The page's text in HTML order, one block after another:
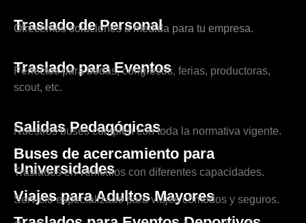
Traslado de Personal
Ofrecemos soluciones a medida para tu empresa.
Traslado para Eventos
Perfectos para bodas, congresos, ferias, productoras,
scout, etc.
Salidas Pedagógicas
Nuestros buses cumplen con toda la normativa vigente.
Buses de acercamiento para
Universidades
Traslados en vehículos con diferentes capacidades.
Viajes para Adultos Mayores
Servicio especializado para viajes cómodos y seguros.